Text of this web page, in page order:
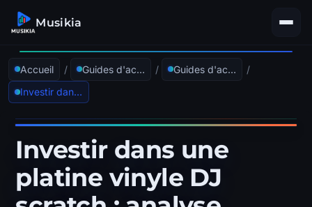
Musikia
Accueil / Guides d'achat / Guides d'achat DJ & Mixage Live
/
Investir dans une platine vinyle DJ scratch : analyse technique 2026
Investir dans une
platine vinyle DJ